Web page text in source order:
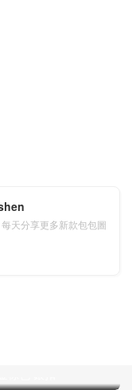
天分享更多新款包包圖
Kelly 24/24 Mini